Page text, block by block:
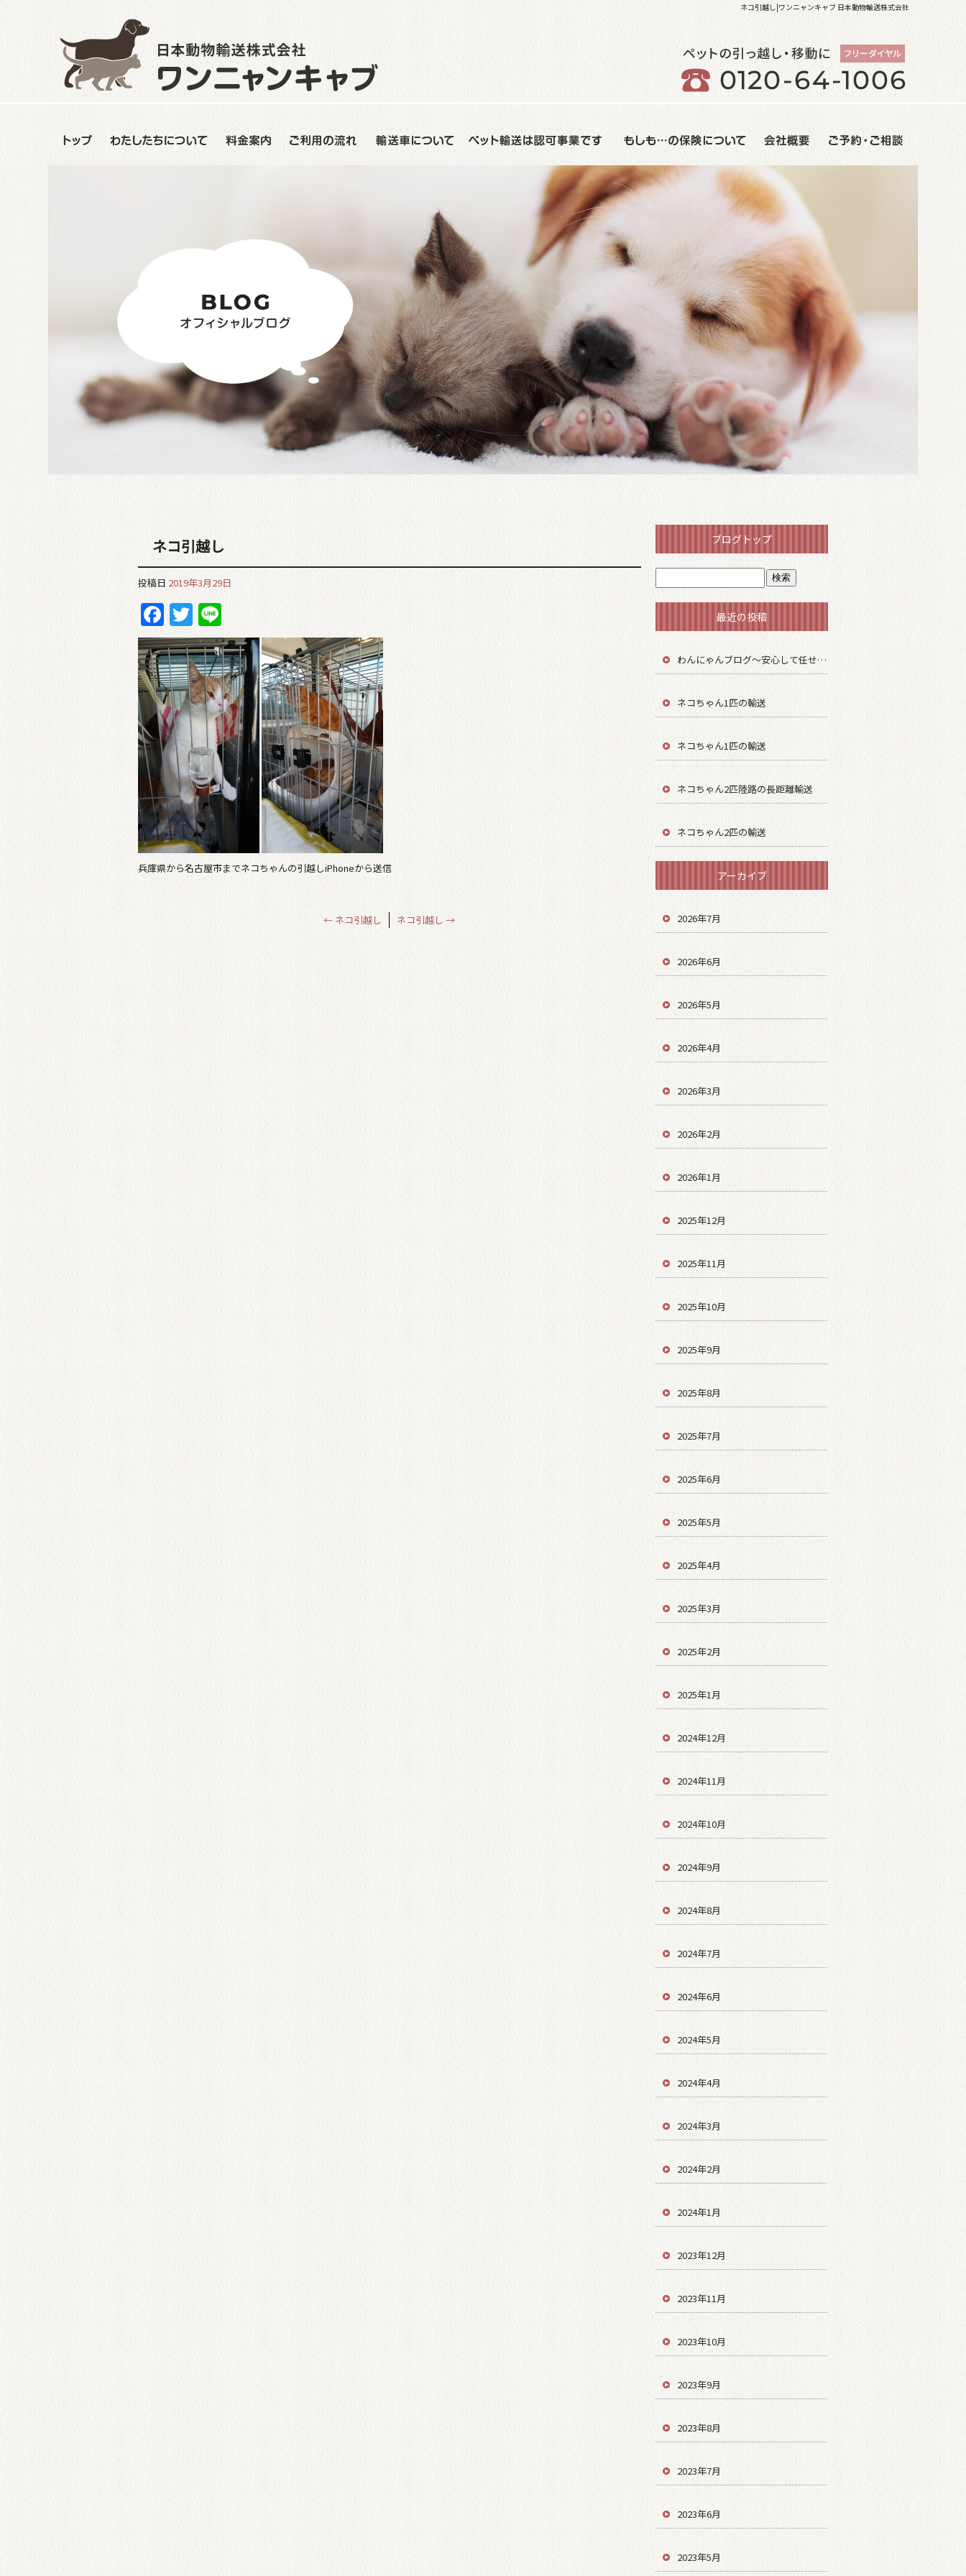
ネコ引越し|ワンニャンキャブ 日本動物輸送株式会社
ネコ引越し
投稿日 2019年3月29日
Facebook
Twitter
兵庫県から名古屋市までネコちゃんの引越しiPhoneから送信
← ネコ引越し ネコ引越し →
ブログトップ
最近の投稿
わんにゃんブログ～安心して任せてもらう～
ネコちゃん1匹の輸送
ネコちゃん1匹の輸送
ネコちゃん2匹陸路の長距離輸送
ネコちゃん2匹の輸送
アーカイブ
2026年7月
2026年6月
2026年5月
2026年4月
2026年3月
2026年2月
2026年1月
2025年12月
2025年11月
2025年10月
2025年9月
2025年8月
2025年7月
2025年6月
2025年5月
2025年4月
2025年3月
2025年2月
2025年1月
2024年12月
2024年11月
2024年10月
2024年9月
2024年8月
2024年7月
2024年6月
2024年5月
2024年4月
2024年3月
2024年2月
2024年1月
2023年12月
2023年11月
2023年10月
2023年9月
2023年8月
2023年7月
2023年6月
2023年5月